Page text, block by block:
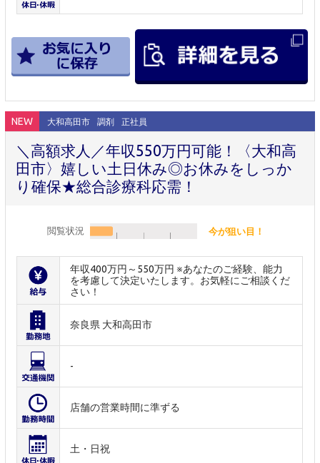
NEW 大和高田市 調剤 正社員
＼高額求人／年収550万円可能！〈大和高
田市〉嬉しい土日休み◎お休みをしっか
り確保★総合診療科応需！
閲覧状況 今が狙い目！
年収400万円～550万円 ※あなたのご経験、能力
を考慮して決定いたします。お気軽にご相談くだ
さい！
奈良県 大和高田市
-
店舗の営業時間に準ずる
土・日祝